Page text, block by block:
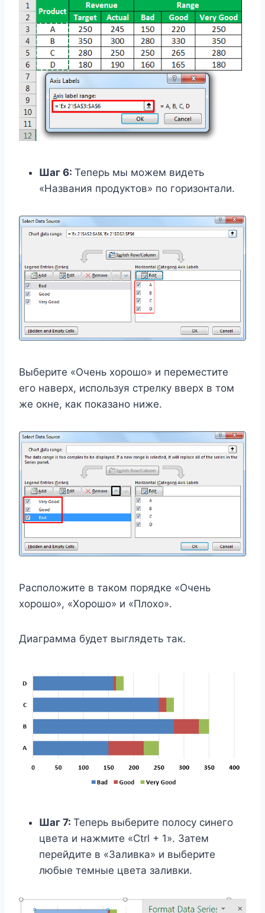
Шаг 6: Теперь мы можем видеть
«Названия продуктов» по ​​горизонтали.
Выберите «Очень хорошо» и переместите
его наверх, используя стрелку вверх в том
же окне, как показано ниже.
Расположите в таком порядке «Очень
хорошо», «Хорошо» и «Плохо».
Диаграмма будет выглядеть так.
Шаг 7: Теперь выберите полосу синего
цвета и нажмите «Ctrl + 1». Затем
перейдите в «Заливка» и выберите
любые темные цвета заливки.